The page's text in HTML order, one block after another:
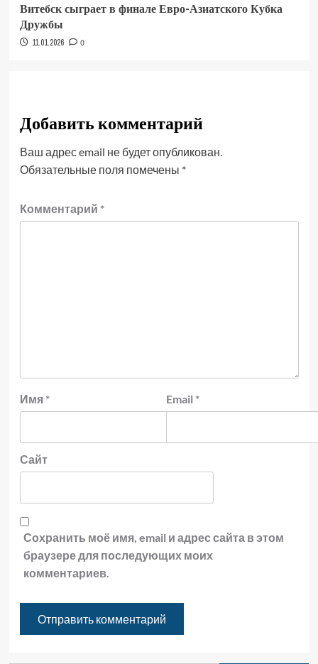
Витебск сыграет в финале Евро-Азиатского Кубка
Дружбы
11.01.2026 0
Добавить комментарий
Ваш адрес email не будет опубликован.
Обязательные поля помечены *
Комментарий *
Имя * Email *
Сайт
Сохранить моё имя, email и адрес сайта в этом
браузере для последующих моих
комментариев.